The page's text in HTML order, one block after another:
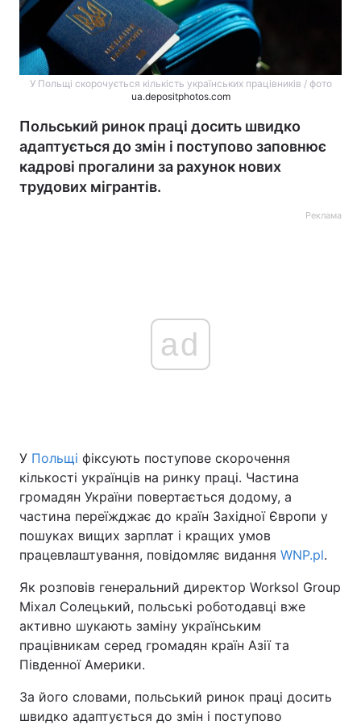
Україна Політика
Економіка Світ
Техно і зв'язок Лайт
Зброя Інциденти
Здоров'я Туризм
Цікавинки
Екологія Регіони
У Польщі скорочується кількість українських працівників / фото
ua.depositphotos.com
Польський ринок праці досить швидко
адаптується до змін і поступово заповнює
кадрові прогалини за рахунок нових
трудових мігрантів.
Реклама
ad
У Польщі фіксують поступове скорочення
кількості українців на ринку праці. Частина
громадян України повертається додому, а
частина переїжджає до країн Західної Європи у
пошуках вищих зарплат і кращих умов
працевлаштування, повідомляє видання WNP.pl.
Як розповів генеральний директор Worksol Group
Міхал Солецький, польські роботодавці вже
активно шукають заміну українським
працівникам серед громадян країн Азії та
Південної Америки.
За його словами, польський ринок праці досить
швидко адаптується до змін і поступово